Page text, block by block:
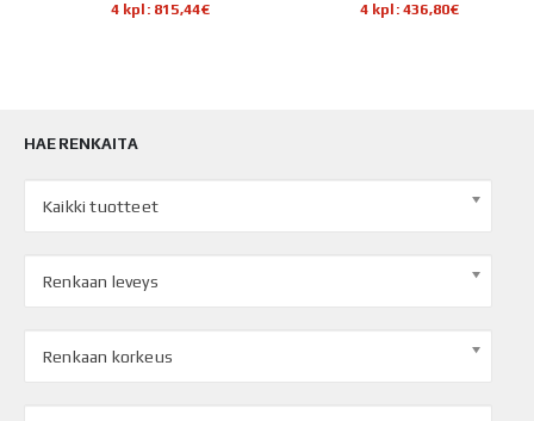
4 kpl: 815,44€ 4 kpl: 436,80€
HAE RENKAITA
Kaikki tuotteet
Renkaan leveys
Renkaan korkeus